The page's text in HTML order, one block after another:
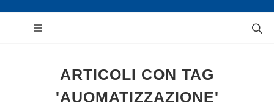
ARTICOLI CON TAG
'AUOMATIZZAZIONE'